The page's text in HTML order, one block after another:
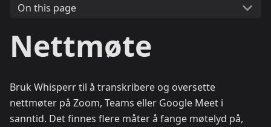
On this page
Nettmøte
Bruk Whisperr til å transkribere og oversette
nettmøter på Zoom, Teams eller Google Meet i
sanntid. Det finnes flere måter å fange møtelyd på,